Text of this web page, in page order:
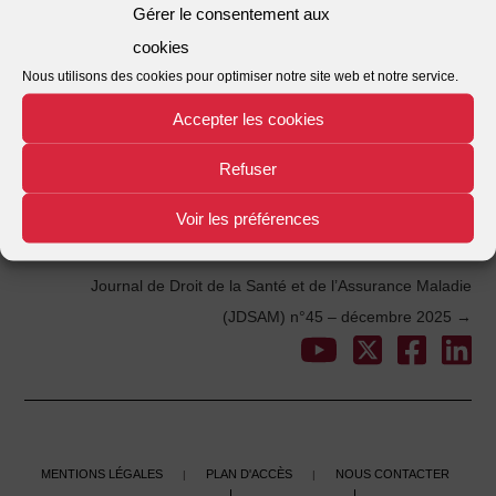
Gérer le consentement aux
cookies
Nous utilisons des cookies pour optimiser notre site web et notre service.
Accepter les cookies
Refuser
Voir les préférences
Nombre de fichiers
Date de création 15/12/2025
Dernière mise à jour
Post Journal de Droit de la Santé et de l’Assurance Maladie
(JDSAM) n°45 – décembre 2025 →
Mentions légales | Plan d'accès | Nous contacter